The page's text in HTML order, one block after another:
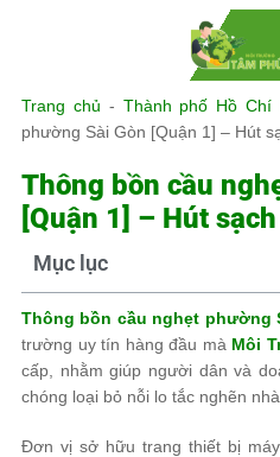
Trang chủ - Thành phố Hồ Chí
phường Sài Gòn [Quận 1] – Hút
Thông bồn cầu
[Quận 1] – Hút
Mục lục
Thông bồn cầu nghẹt phường
trường uy tín hàng đầu mà Môi
cấp, nhằm giúp người dân và
chóng loại bỏ nỗi lo tắc nghẽn
Đơn vị sở hữu trang thiết bị